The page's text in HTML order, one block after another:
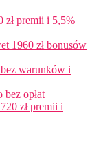
zł premii i 5,5%
1960 zł bonusów
warunków i
opłat
zł premii i